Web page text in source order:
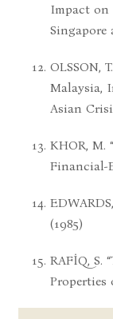
Impact on
Singapore
OLSSON,
Malaysia,
Asian
KHOR, M.
Financial-
(1985)
RAFİQ, S.
Properties